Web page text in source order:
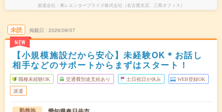
派遣会社 東レエンタープライズ株式会社（名古屋支店、三島オフィス）
未読
NEW
掲載日 2026/08/07
【小規模施設だから安心】未経験OK＊お話し
相手などのサポートからまずはスタート！
職種未経験OK 交通費別途支給あり 土日祝日が休み WEB登録OK
派遣
勤務地